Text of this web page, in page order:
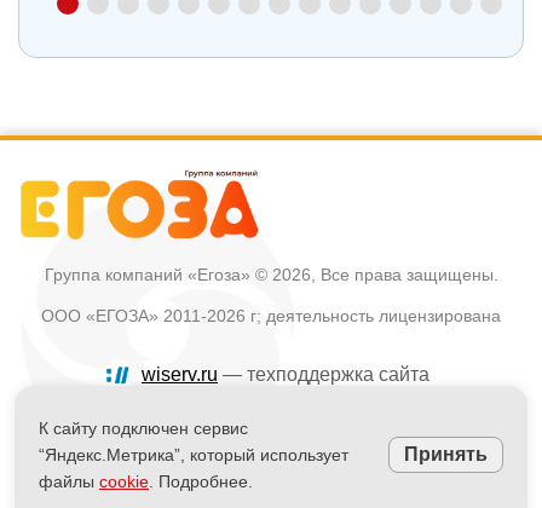
Группа компаний «Егоза» © 2026, Все права защищены.
ООО «ЕГОЗА» 2011-2026 г; деятельность лицензирована
wiserv.ru — техподдержка сайта
Политика в отношении обработки персональных данных
Информация на сайте не является публичной офертой
К сайту подключен сервис
“Яндекс.Метрика”, который использует
файлы cookie . Подробнее.
Принять